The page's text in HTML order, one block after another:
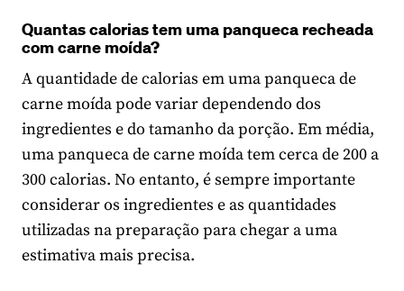
Quantas calorias tem uma panqueca recheada
com carne moída?
A quantidade de calorias em uma panqueca de
carne moída pode variar dependendo dos
ingredientes e do tamanho da porção. Em média,
uma panqueca de carne moída tem cerca de 200 a
300 calorias. No entanto, é sempre importante
considerar os ingredientes e as quantidades
utilizadas na preparação para chegar a uma
estimativa mais precisa.